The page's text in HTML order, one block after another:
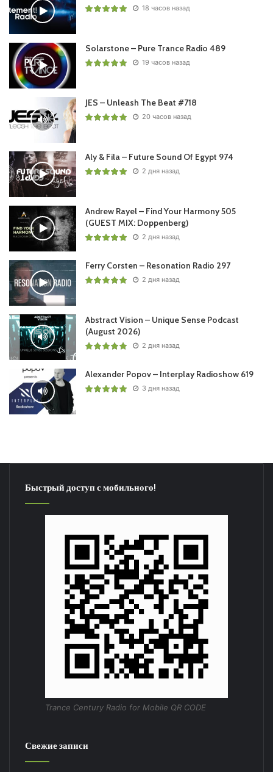
18 часов назад
Solarstone – Pure Trance Radio 489
19 часов назад
JES – Unleash The Beat #718
20 часов назад
Aly & Fila – Future Sound Of Egypt 974
2 дня назад
Andrew Rayel – Find Your Harmony 505
(GUEST MIX: Doppenberg)
2 дня назад
Ferry Corsten – Resonation Radio 297
2 дня назад
Abstract Vision – Unique Sense Podcast
(August 2026)
2 дня назад
Alexander Popov – Interplay Radioshow 619
3 дня назад
Быстрый доступ с мобильного!
Trance Century Radio for Mobile QR CODE
Свежие записи